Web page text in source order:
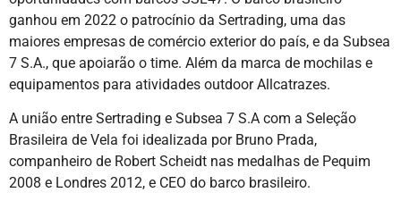
ganhou em 2022 o patrocínio da Sertrading, uma das
maiores empresas de comércio exterior do país, e da Subsea
7 S.A., que apoiarão o time. Além da marca de mochilas e
equipamentos para atividades outdoor Allcatrazes.
A união entre Sertrading e Subsea 7 S.A com a Seleção
Brasileira de Vela foi idealizada por Bruno Prada,
companheiro de Robert Scheidt nas medalhas de Pequim
2008 e Londres 2012, e CEO do barco brasileiro.